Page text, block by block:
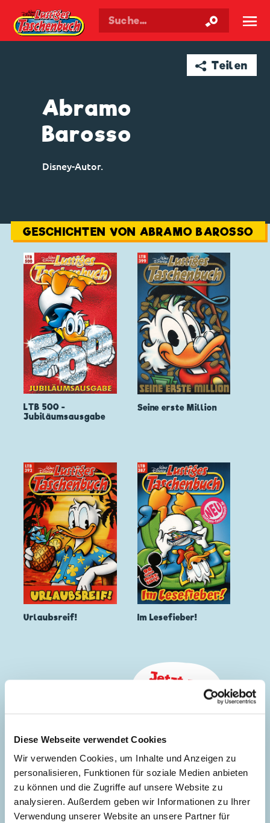
Diese Webseite verwendet Cookies
Wir verwenden Cookies, um Inhalte und Anzeigen zu
personalisieren, Funktionen für soziale Medien anbieten
zu können und die Zugriffe auf unsere Website zu
analysieren. Außerdem geben wir Informationen zu Ihrer
Verwendung unserer Website an unsere Partner für
Walt Disneys Taschenbuch ☰
➦ Teilen
Abramo
Barosso
Disney-Autor.
GESCHICHTEN VON ABRAMO BAROSSO
LTB 500 -
Jubiläumsausgabe
Seine erste Million
Urlaubsreif! Im Lesefieber!